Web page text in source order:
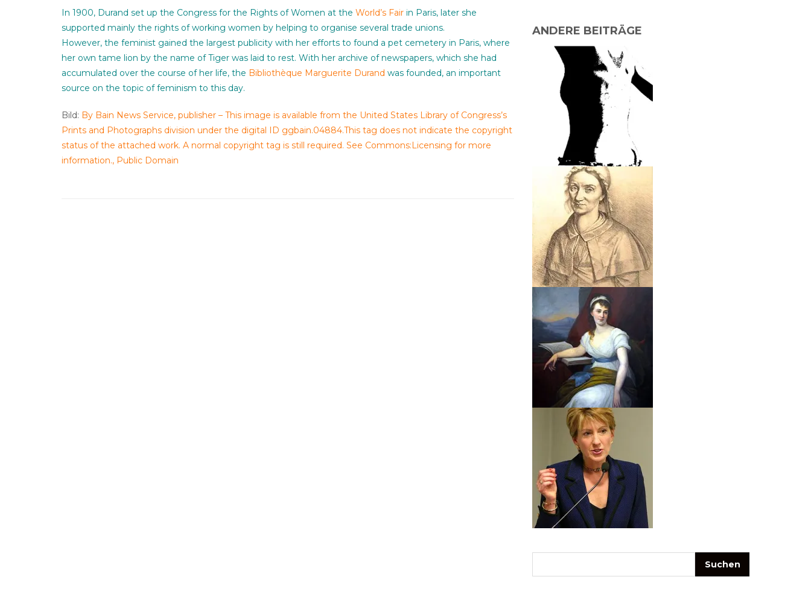
In 1900, Durand set up the Congress for the Rights of Women at the World’s Fair in Paris, later she
supported mainly the rights of working women by helping to organise several trade unions.
However, the feminist gained the largest publicity with her efforts to found a pet cemetery in Paris, where
her own tame lion by the name of Tiger was laid to rest. With her archive of newspapers, which she had
accumulated over the course of her life, the Bibliothèque Marguerite Durand was founded, an important
source on the topic of feminism to this day.
Bild: By Bain News Service, publisher – This image is available from the United States Library of Congress’s
Prints and Photographs division under the digital ID ggbain.04884.This tag does not indicate the copyright
status of the attached work. A normal copyright tag is still required. See Commons:Licensing for more
information., Public Domain
ANDERE BEITRÄGE